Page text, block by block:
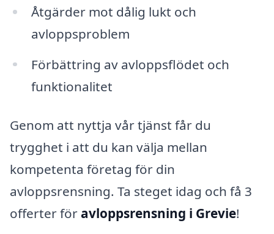
Åtgärder mot dålig lukt och
avloppsproblem
Förbättring av avloppsflödet och
funktionalitet
Genom att nyttja vår tjänst får du
trygghet i att du kan välja mellan
kompetenta företag för din
avloppsrensning. Ta steget idag och få 3
offerter för avloppsrensning i Grevie!